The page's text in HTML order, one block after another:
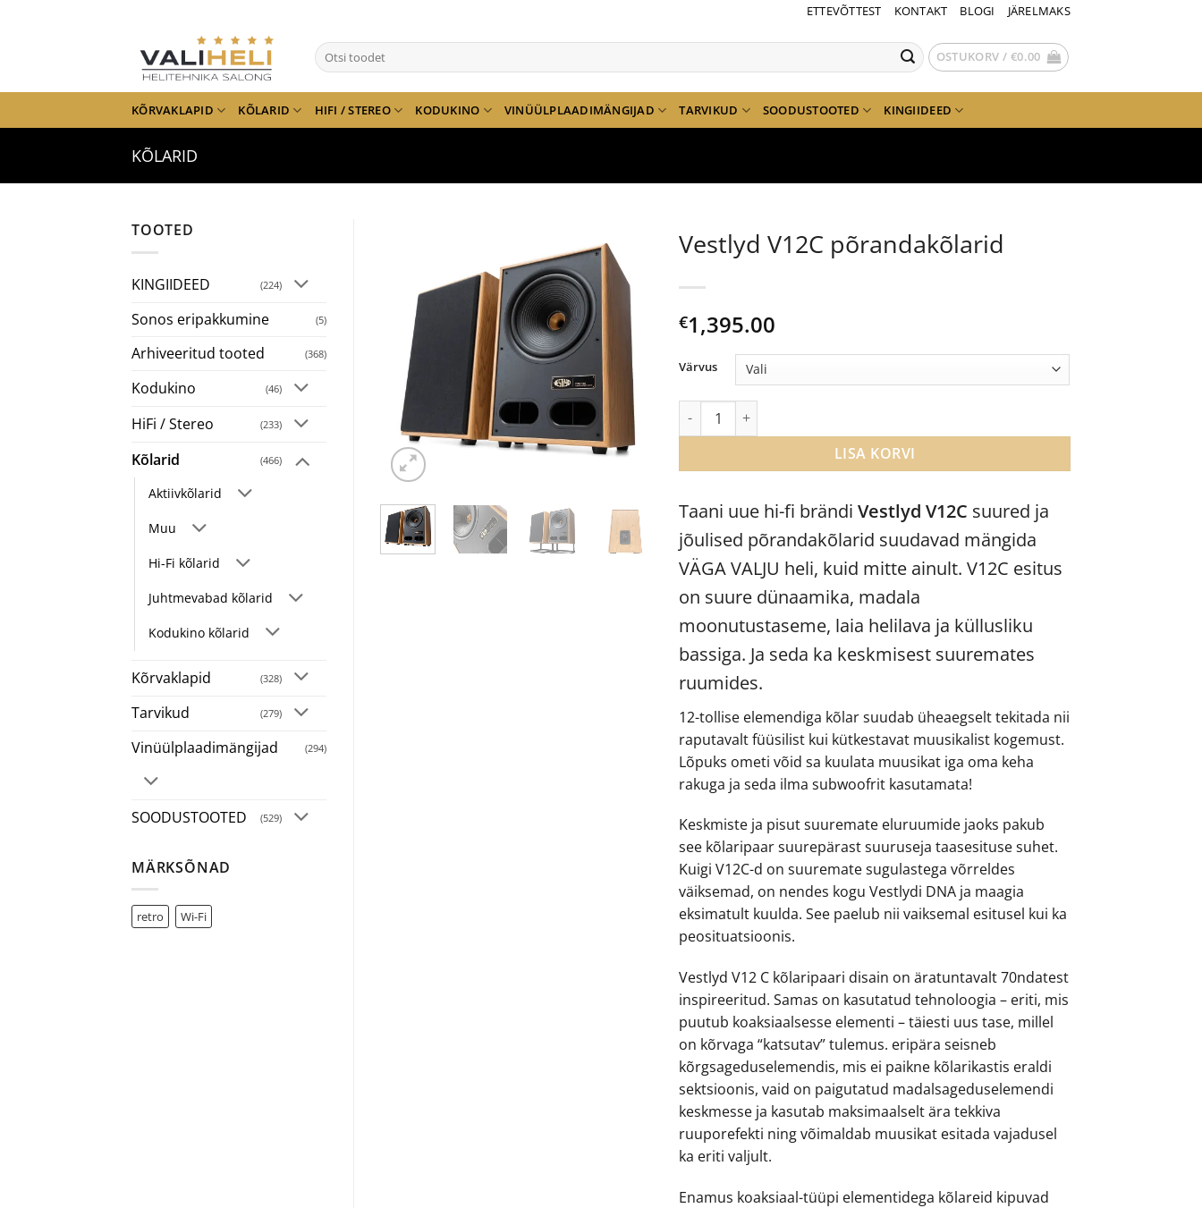
ETTEVÕTTEST KONTAKT BLOGI JÄRELMAKS
Otsi: OSTUKORV / €0.00
KÕRVAKLAPID KÕLARID HIFI / STEREO KODUKINO VINÜÜLPLAADIMÄNGIJAD TARVIKUD SOODUSTOOTED KINGIIDEED
KÕLARID
TOOTED
KINGIIDEED (224)
Sonos eripakkumine (5)
Arhiveeritud tooted (368)
Kodukino (46)
HiFi / Stereo (233)
Kõlarid (466)
Aktiivkõlarid
Muu
Hi-Fi kõlarid
Juhtmevabad kõlarid
Kodukino kõlarid
Kõrvaklapid (328)
Tarvikud (279)
Vinüülplaadimängijad (294)
SOODUSTOOTED (529)
MÄRKSÕNAD
retro Wi-Fi
Vestlyd V12C põrandakõlarid
€1,395.00
Taani uue hi-fi brändiVestlyd V12C suured ja
jõulised põrandakõlarid suudavad mängida
VÄGA VALJU heli, kuid mitte ainult. V12C esitus
on suure dünaamika, madala
moonutustaseme, laia helilava ja küllusliku
bassiga. Ja seda ka keskmisest suuremates
ruumides.
12-tollise elemendiga kõlar suudab üheaegselt tekitada nii
raputavalt füüsilist kui kütkestavat muusikalist kogemust.
Lõpuks ometi võid sa kuulata muusikat iga oma keha
rakuga ja seda ilma subwoofrit kasutamata!
Keskmiste ja pisut suuremate eluruumide jaoks pakub
see kõlaripaar suurepärast suuruseja taasesituse suhet.
Kuigi V12C-d on suuremate sugulastega võrreldes
väiksemad, on nendes kogu Vestlydi DNA ja maagia
eksimatult kuulda. See paelub nii vaiksemal esitusel kui ka
peosituatsioonis.
Vestlyd V12 C kõlaripaari disain on äratuntavalt 70ndatest
inspireeritud. Samas on kasutatud tehnoloogia – eriti, mis
puutub koaksiaalsesse elementi – täiesti uus tase, millel
on kõrvaga “katsutav” tulemus. eripära seisneb
kõrgsageduselemendis, mis ei paikne kõlarikastis eraldi
sektsioonis, vaid on paigutatud madalsageduselemendi
keskmesse ja kasutab maksimaalselt ära tekkiva
ruuporefekti ning võimaldab muusikat esitada vajadusel
ka eriti valjult.
Enamus koaksiaal-tüüpi elementidega kõlareid kipuvad
Värvus
Vestlyd V12C põrandakõlarid kogus
LISA KORVI